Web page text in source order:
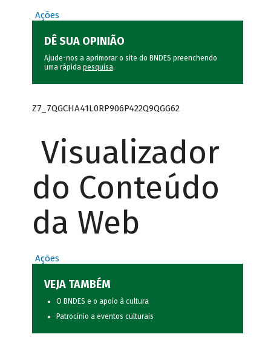
Ações
DÊ SUA OPINIÃO
Ajude-nos a aprimorar o site do BNDES preenchendo
uma rápida pesquisa.
Z7_7QGCHA41L0RP906P422Q9QGG62
Visualizador
do Conteúdo
da Web
Ações
VEJA TAMBÉM
O BNDES e o apoio à cultura
Patrocínio a eventos culturais